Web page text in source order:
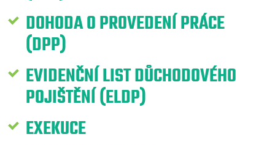
DOHODA O PROVEDENÍ PRÁCE
(DPP)
EVIDENČNÍ LIST DŮCHODOVÉHO
POJIŠTĚNÍ (ELDP)
EXEKUCE